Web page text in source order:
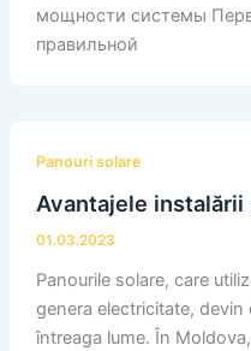
мощности системы
правильной
Panouri solare
Avantajele
01.03.2023
Panourile solare, care
genera electricitate, devin
întreaga lume. În